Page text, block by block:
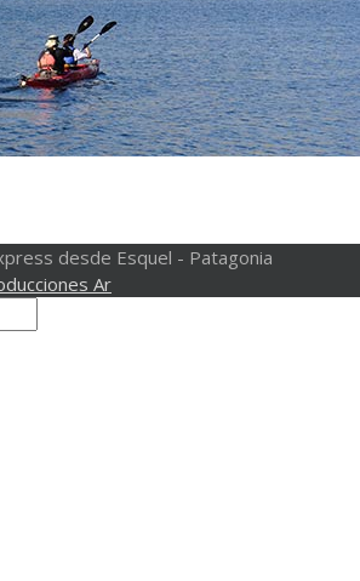
desde Esquel - Patagonia
Ar